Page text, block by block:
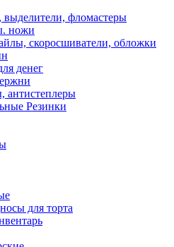
выделители, фломастеры
ножи
скоросшиватели, обложки
денег
антистеплеры
Резинки
для торта